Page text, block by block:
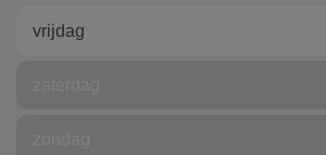
vrijdag